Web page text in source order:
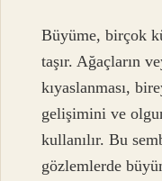
Büyüme, birçok
taşır. Ağaçların
kıyaslanması,
gelişimini ve
kullanılır. Bu
gözlemlerde